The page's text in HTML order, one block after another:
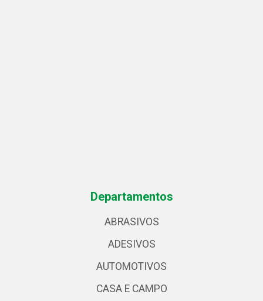
Departamentos
ABRASIVOS
ADESIVOS
AUTOMOTIVOS
CASA E CAMPO